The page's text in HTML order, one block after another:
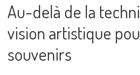
Au-delà de la
vision artistique
souvenirs